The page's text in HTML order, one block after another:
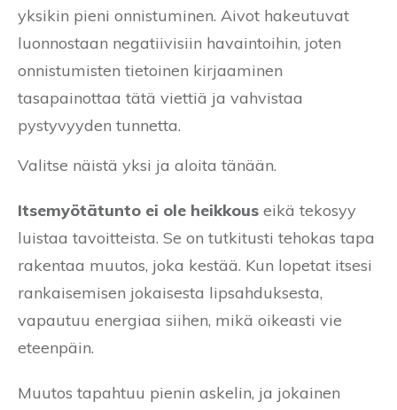
yksikin pieni onnistuminen. Aivot hakeutuvat
luonnostaan negatiivisiin havaintoihin, joten
onnistumisten tietoinen kirjaaminen
tasapainottaa tätä viettiä ja vahvistaa
pystyvyyden tunnetta.
Valitse näistä yksi ja aloita tänään.
Itsemyötätunto ei ole heikkous eikä tekosyy
luistaa tavoitteista. Se on tutkitusti tehokas tapa
rakentaa muutos, joka kestää. Kun lopetat itsesi
rankaisemisen jokaisesta lipsahduksesta,
vapautuu energiaa siihen, mikä oikeasti vie
eteenpäin.
Muutos tapahtuu pienin askelin, ja jokainen